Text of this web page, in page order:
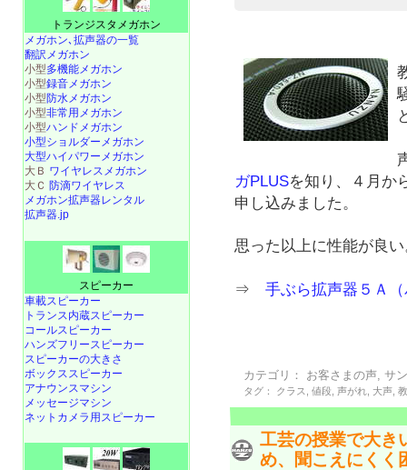
ガPLUSを知り、４月か
申し込みました。
思った以上に性能が良
⇒手ぶら拡声器５Ａ
カテゴリ： お客さまの声 ,サ
タグ： クラス ,値段 ,声がれ 大声 ,
工芸の授業で大き
め、聞こえにくく
トランジスタメガホン
メガホン､拡声器の一覧
翻訳メガホン
小型多機能メガホン
小型録音メガホン
小型防水メガホン
小型非常用メガホン
小型ハンドメガホン
小型ショルダーメガホン
大型ハイパワーメガホン
大Ｂ ワイヤレスメガホン
大Ｃ 防滴ワイヤレス
メガホン拡声器レンタル
拡声器.jp
スピーカー
車載スピーカー
トランス内蔵スピーカー
コールスピーカー
ハンズフリースピーカー
スピーカーの大きさ
ボックススピーカー
アナウンスマシン
メッセージマシン
ネットカメラ用スピーカー